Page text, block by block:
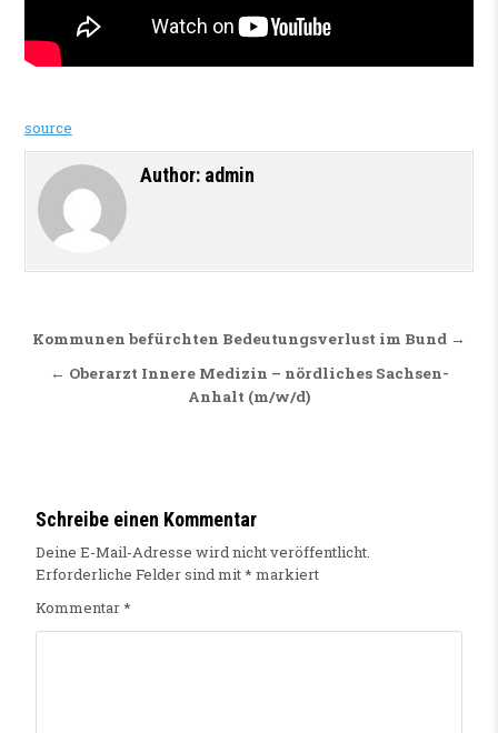
source
Author: admin
Beitragsnavigation
Kommunen befürchten Bedeutungsverlust im Bund →
← Oberarzt Innere Medizin – nördliches Sachsen-
Anhalt (m/w/d)
Schreibe einen Kommentar
Deine E-Mail-Adresse wird nicht veröffentlicht.
Erforderliche Felder sind mit* markiert
Kommentar*